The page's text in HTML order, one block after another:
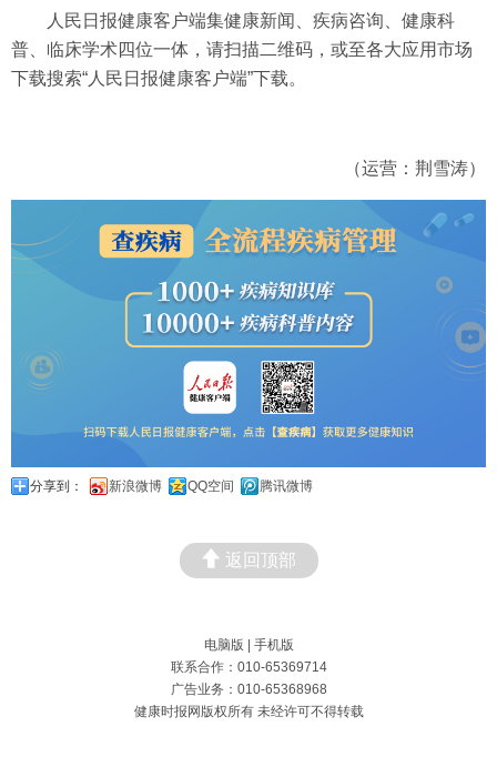
人民日报健康客户端集健康新闻、疾病咨询、健康科
普、临床学术四位一体，请扫描二维码，或至各大应用市场
下载搜索“人民日报健康客户端”下载。
（运营：荆雪涛）
分享到： 新浪微博 QQ空间 腾讯微博
返回顶部
电脑版 | 手机版
联系合作：010-65369714
广告业务：010-65368968
健康时报网版权所有 未经许可不得转载